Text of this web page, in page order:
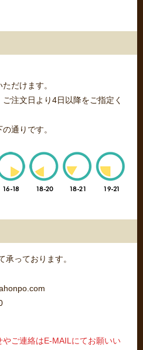
だけます。
注文日より4日以降をご指定く
通りです。
承っております。
ご連絡はE-MAILにてお願いい